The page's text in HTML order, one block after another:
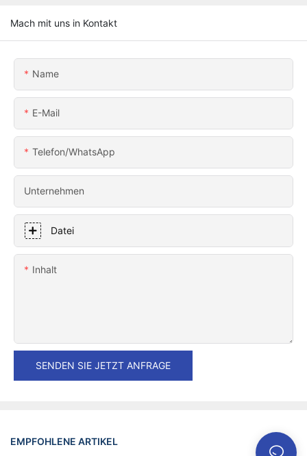
Mach mit uns in Kontakt
Name
E-Mail
Telefon/WhatsApp
Unternehmen
Datei
Inhalt
SENDEN SIE JETZT ANFRAGE
EMPFOHLENE ARTIKEL